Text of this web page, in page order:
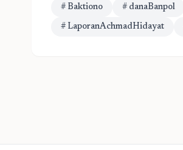
# Baktiono # danaBanpol
# LaporanAchmadHidayat